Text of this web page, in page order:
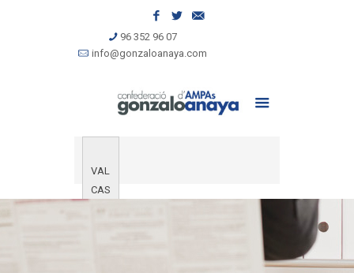
96 352 96 07
info@gonzaloanaya.com
VAL
CAS